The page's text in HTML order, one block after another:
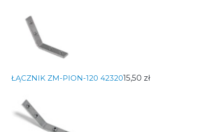
ŁĄCZNIK ZM-PION-120 4232015,50 zł